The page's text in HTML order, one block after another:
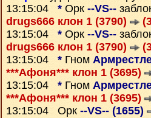
13:15:04 * Орк --VS--
drugs666 клон 1 (3790)
13:15:04 * Орк --VS--
drugs666 клон 1 (3790)
13:15:04 * Гном
***Афоня*** клон 1 (3695)
13:15:04 * Гном
***Афоня*** клон 1 (3695)
13:15:04 Орк --VS-- (1655)